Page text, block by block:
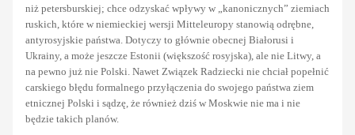
niż petersburskiej; chce odzyskać wpływy w „kanonicznych” ziemiach
ruskich, które w niemieckiej wersji Mitteleuropy stanowią odrębne,
antyrosyjskie państwa. Dotyczy to głównie obecnej Białorusi i
Ukrainy, a może jeszcze Estonii (większość rosyjska), ale nie Litwy, a
na pewno już nie Polski. Nawet Związek Radziecki nie chciał popełnić
carskiego błędu formalnego przyłączenia do swojego państwa ziem
etnicznej Polski i sądzę, że również dziś w Moskwie nie ma i nie
będzie takich planów.